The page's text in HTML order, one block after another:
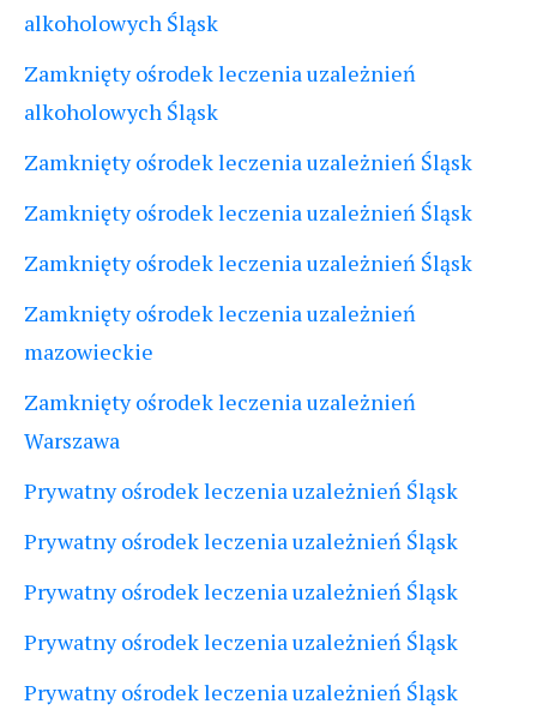
alkoholowych Śląsk
Zamknięty ośrodek leczenia uzależnień
alkoholowych Śląsk
Zamknięty ośrodek leczenia uzależnień Śląsk
Zamknięty ośrodek leczenia uzależnień Śląsk
Zamknięty ośrodek leczenia uzależnień Śląsk
Zamknięty ośrodek leczenia uzależnień
mazowieckie
Zamknięty ośrodek leczenia uzależnień
Warszawa
Prywatny ośrodek leczenia uzależnień Śląsk
Prywatny ośrodek leczenia uzależnień Śląsk
Prywatny ośrodek leczenia uzależnień Śląsk
Prywatny ośrodek leczenia uzależnień Śląsk
Prywatny ośrodek leczenia uzależnień Śląsk